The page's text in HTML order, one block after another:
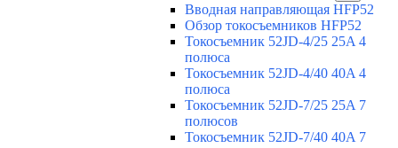
Вводная направляющая HFP52
Обзор токосъемников HFP52
Токосъемник 52JD-4/25 25A 4
полюса
Токосъемник 52JD-4/40 40A 4
полюса
Токосъемник 52JD-7/25 25A 7
полюсов
Токосъемник 52JD-7/40 40A 7